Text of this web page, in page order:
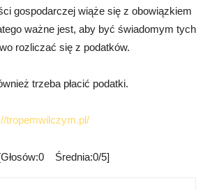
gospodarczej wiąże się z obowiązkiem
ważne jest, aby być świadomym tych
rozliczać się z podatków.
trzeba płacić podatki.
tropemwilczym.pl/
Średnia:0/5]